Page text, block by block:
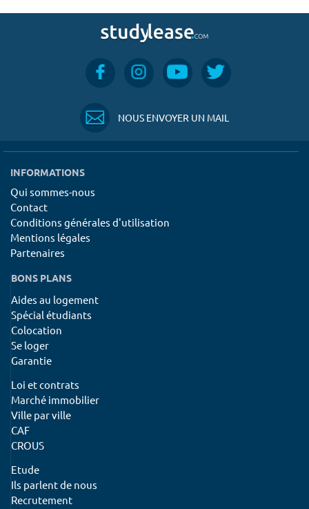
NOUS ENVOYER UN MAIL
INFORMATIONS
Qui sommes-nous
Contact
Conditions générales d'utilisation
Mentions légales
Partenaires
BONS PLANS
Aides au logement
Spécial étudiants
Colocation
Se loger
Garantie
Loi et contrats
Marché immobilier
Ville par ville
CAF
CROUS
Etude
Ils parlent de nous
Recrutement